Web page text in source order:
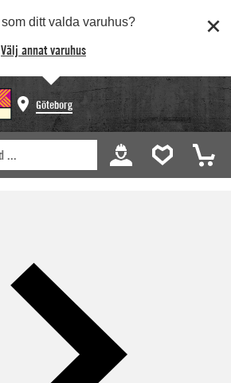
som ditt valda varuhus?
Välj annat varuhus
Göteborg